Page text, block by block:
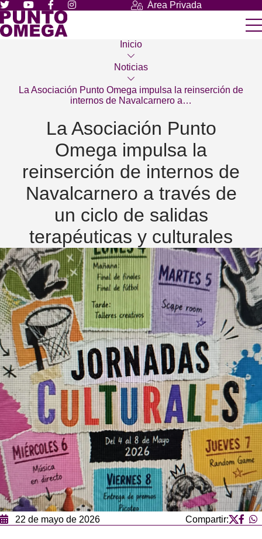
Área Privada
Inicio
Noticias
La Asociación Punto Omega impulsa la reinserción de
internos de Navalcarnero a…
La Asociación Punto
Omega impulsa la
reinserción de internos de
Navalcarnero a través de
un ciclo de salidas
terapéuticas y culturales
22 de mayo de 2026 Compartir: